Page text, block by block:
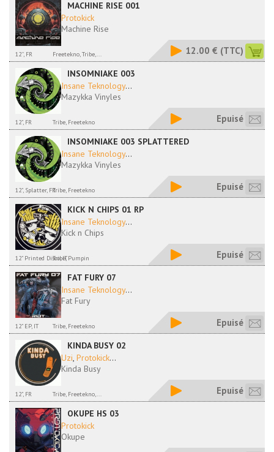
MACHINE RISE 001
Protokick
Machine Rise
12'', FR Freetekno, Tribe,... 12.00 € (TTC)
INSOMNIAKE 003
Insane Teknology...
Mazykka Vinyles
12", FR Tribe, Freetekno Epuisé
INSOMNIAKE 003 SPLATTERED
Insane Teknology...
Mazykka Vinyles
12", Splatter, FRTribe, Freetekno Epuisé
KICK N CHIPS 01 RP
Insane Teknology...
Kick n Chips
12" Printed Disco, ITTribe, Pumpin Epuisé
FAT FURY 07
Insane Teknology...
Fat Fury
12" EP, IT Tribe, Freetekno Epuisé
KINDA BUSY 02
Uzi, Protokick...
Kinda Busy
12", FR Tribe, Freetekno,... Epuisé
OKUPE HS 03
Protokick
Okupe